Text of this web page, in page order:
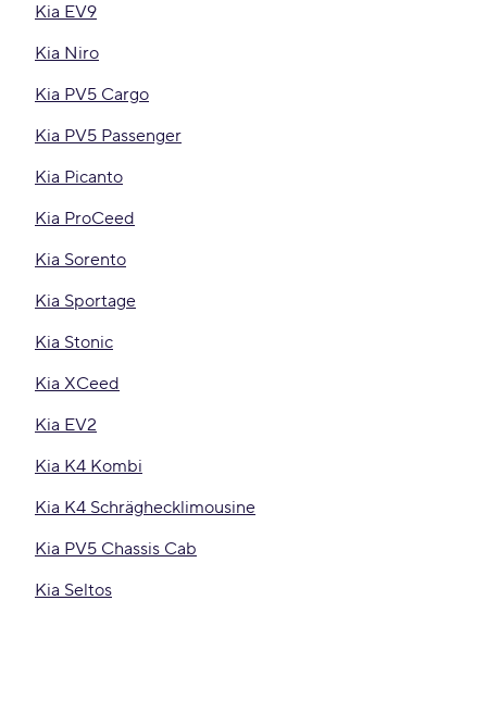
Kia EV9
Kia Niro
Kia PV5 Cargo
Kia PV5 Passenger
Kia Picanto
Kia ProCeed
Kia Sorento
Kia Sportage
Kia Stonic
Kia XCeed
Kia EV2
Kia K4 Kombi
Kia K4 Schräghecklimousine
Kia PV5 Chassis Cab
Kia Seltos